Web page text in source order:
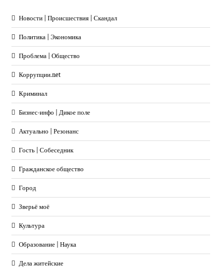
Новости | Происшествия | Скандал
Политика | Экономика
Проблема | Общество
Коррупции.net
Криминал
Бизнес-инфо | Дикое поле
Актуально | Резонанс
Гость | Собеседник
Гражданское общество
Город
Зверьё моё
Культура
Образование | Наука
Дела житейские